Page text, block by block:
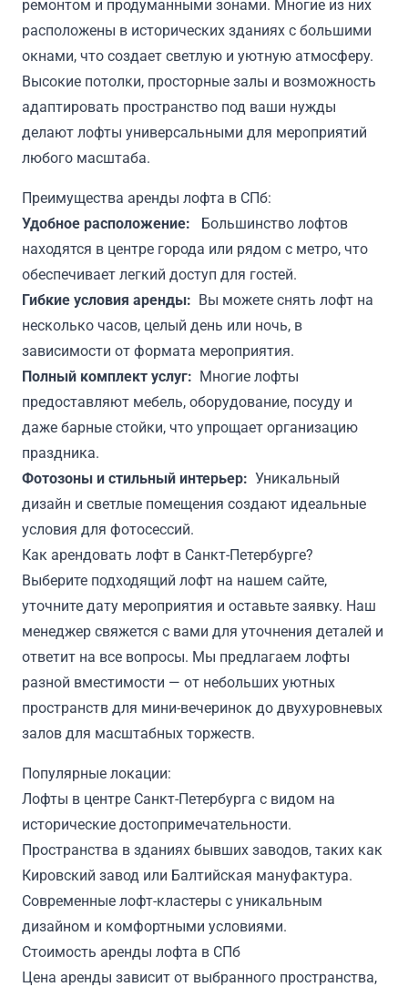
ремонтом и продуманными зонами. Многие из них
расположены в исторических зданиях с большими
окнами, что создает светлую и уютную атмосферу.
Высокие потолки, просторные залы и возможность
адаптировать пространство под ваши нужды
делают лофты универсальными для мероприятий
любого масштаба.
Преимущества аренды лофта в СПб:
Удобное расположение:
Большинство лофтов
находятся в центре города или рядом с метро, что
обеспечивает легкий доступ для гостей.
Гибкие условия аренды: Вы можете снять лофт на
несколько часов, целый день или ночь, в
зависимости от формата мероприятия.
Полный комплект услуг: Многие лофты
предоставляют мебель, оборудование, посуду и
даже барные стойки, что упрощает организацию
праздника.
Фотозоны и стильный интерьер: Уникальный
дизайн и светлые помещения создают идеальные
условия для фотосессий.
Как арендовать лофт в Санкт-Петербурге?
Выберите подходящий лофт на нашем сайте,
уточните дату мероприятия и оставьте заявку. Наш
менеджер свяжется с вами для уточнения деталей и
ответит на все вопросы. Мы предлагаем лофты
разной вместимости — от небольших уютных
пространств для мини-вечеринок до двухуровневых
залов для масштабных торжеств.
Популярные локации:
Лофты в центре Санкт-Петербурга с видом на
исторические достопримечательности.
Пространства в зданиях бывших заводов, таких как
Кировский завод или Балтийская мануфактура.
Современные лофт-кластеры с уникальным
дизайном и комфортными условиями.
Стоимость аренды лофта в СПб
Цена аренды зависит от выбранного пространства,